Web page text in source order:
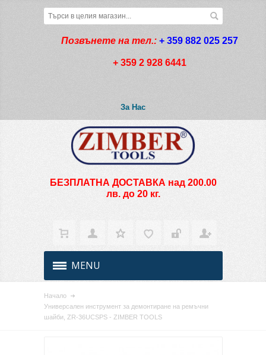
Позвънете на тел.: + 359 882 025 257
+ 359 2 928 6441
За Нас
БЕЗПЛАТНА ДОСТАВКА над 200.00
лв. до 20 кг.
MENU
Начало
Универсален инструмент за демонтиране на ремъчни
шайби, ZR-36UCSPS - ZIMBER TOOLS